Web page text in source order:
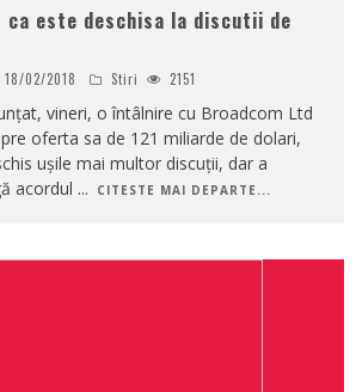
ca este deschisa la discutii de
18/02/2018 Stiri 2151
vineri, o întâlnire cu Broadcom Ltd
oferta sa de 121 miliarde de dolari,
ușile mai multor discuții, dar a
acordul ... CITESTE MAI DEPARTE...